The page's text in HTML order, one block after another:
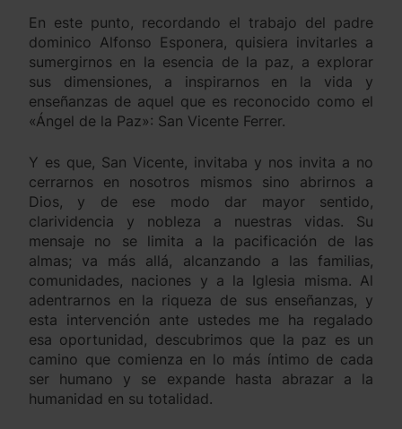
En este punto, recordando el trabajo del padre
dominico Alfonso Esponera, quisiera invitarles a
sumergirnos en la esencia de la paz, a explorar
sus dimensiones, a inspirarnos en la vida y
enseñanzas de aquel que es reconocido como el
«Ángel de la Paz»: San Vicente Ferrer.
Y es que, San Vicente, invitaba y nos invita a no
cerrarnos en nosotros mismos sino abrirnos a
Dios, y de ese modo dar mayor sentido,
clarividencia y nobleza a nuestras vidas. Su
mensaje no se limita a la pacificación de las
almas; va más allá, alcanzando a las familias,
comunidades, naciones y a la Iglesia misma. Al
adentrarnos en la riqueza de sus enseñanzas, y
esta intervención ante ustedes me ha regalado
esa oportunidad, descubrimos que la paz es un
camino que comienza en lo más íntimo de cada
ser humano y se expande hasta abrazar a la
humanidad en su totalidad.